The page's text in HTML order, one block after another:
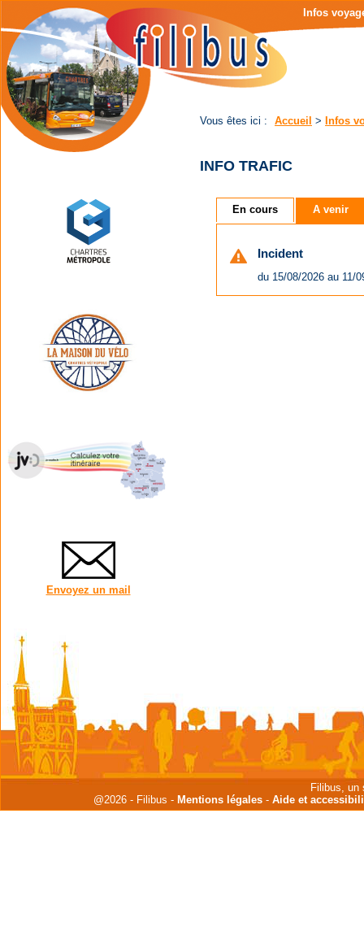
Page
d'accueil
Menu
de
navigation
Infos
Envoyez un mail
Vous êtes ici : Accueil > Infos
INFO TRAFIC
En cours A venir
Incident
du 15/08/2026 au 11/
Filibus, un
@2026 - Filibus - Mentions légales - Aide et